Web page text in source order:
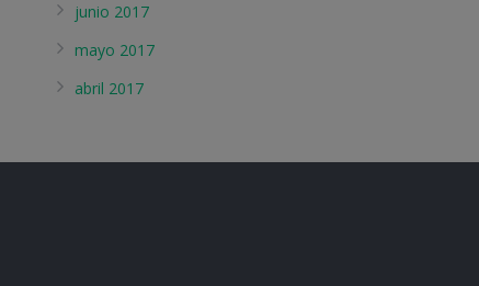
junio 2017
mayo 2017
abril 2017